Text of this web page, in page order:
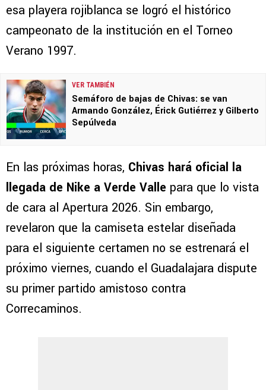
esa playera rojiblanca se logró el histórico
campeonato de la institución en el Torneo
Verano 1997.
VER TAMBIÉN
Semáforo de bajas de Chivas: se van
Armando González, Érick Gutiérrez y Gilberto
Sepúlveda
En las próximas horas, Chivas hará oficial la
llegada de Nike a Verde Valle para que lo vista
de cara al Apertura 2026. Sin embargo,
revelaron que la camiseta estelar diseñada
para el siguiente certamen no se estrenará el
próximo viernes, cuando el Guadalajara dispute
su primer partido amistoso contra
Correcaminos.